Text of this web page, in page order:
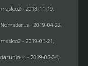
masloo2 - 2018-11-19,
Nomaderus- 2019-04-22,
masloo2 - 2019-05-21,
darunio44- 2019-05-24,